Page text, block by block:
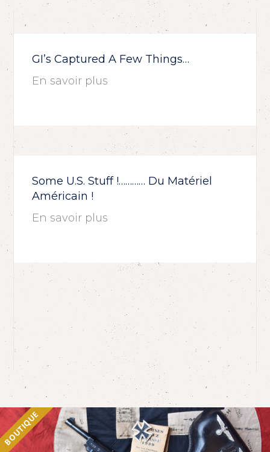
GI’s Captured A Few Things…
En savoir plus
Some U.S. Stuff !………… Du Matériel
Américain !
En savoir plus
BOUTIQUE